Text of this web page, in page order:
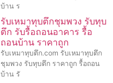
บ้าน ร
รับเหมาทุบตึกชุมพวง รับทุบ
ตึก รับรื้อถอนอาคาร รื้อ
ถอนบ้าน ราคาถูก
รับเหมาทุบตึก.com รับเหมาทุบตึก
ชุมพวง รับทุบตึก ราคาถูก รื้อถอน
บ้าน รั